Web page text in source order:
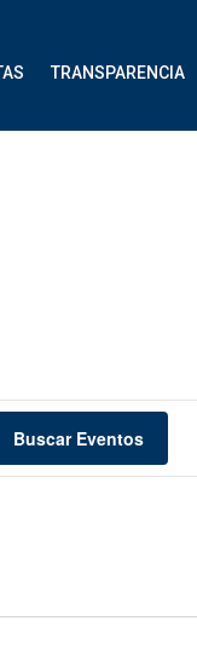
TRANSPARENCIA
Buscar Eventos